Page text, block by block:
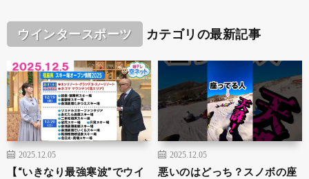
ウインタースポーツ カテゴリの最新記事
2025.12.05
【“いきなり最強寒波”でウイ
2025.12.05
悪いのはどっち？スノボの座